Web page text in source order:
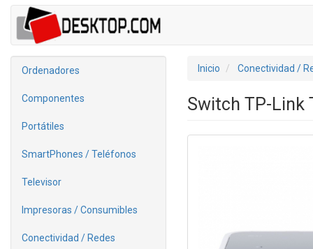
Ordenadores
Componentes
Portátiles
SmartPhones / Teléfonos
Televisor
Impresoras / Consumibles
Conectividad / Redes
Inicio Conectividad /
Switch TP-Link